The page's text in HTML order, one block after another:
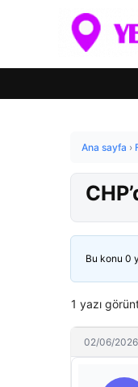
Ana sayfa ›
Bu konu 0
1 yazı
02/06/